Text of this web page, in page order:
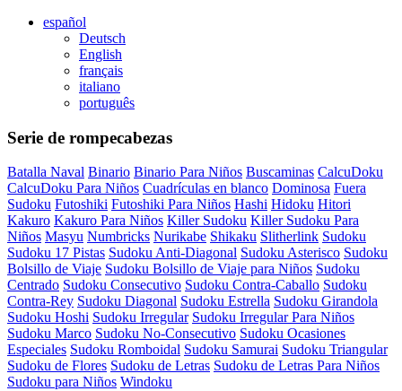
español
Deutsch
English
français
italiano
português
Serie de rompecabezas
Batalla Naval Binario Binario Para Niños Buscaminas CalcuDoku
CalcuDoku Para Niños Cuadrículas en blanco Dominosa Fuera
Sudoku Futoshiki Futoshiki Para Niños Hashi Hidoku Hitori
Kakuro Kakuro Para Niños Killer Sudoku Killer Sudoku Para
Niños Masyu Numbricks Nurikabe Shikaku Slitherlink Sudoku
Sudoku 17 Pistas Sudoku Anti-Diagonal Sudoku Asterisco Sudoku
Bolsillo de Viaje Sudoku Bolsillo de Viaje para Niños Sudoku
Centrado Sudoku Consecutivo Sudoku Contra-Caballo Sudoku
Contra-Rey Sudoku Diagonal Sudoku Estrella Sudoku Girandola
Sudoku Hoshi Sudoku Irregular Sudoku Irregular Para Niños
Sudoku Marco Sudoku No-Consecutivo Sudoku Ocasiones
Especiales Sudoku Romboidal Sudoku Samurai Sudoku Triangular
Sudoku de Flores Sudoku de Letras Sudoku de Letras Para Niños
Sudoku para Niños Windoku